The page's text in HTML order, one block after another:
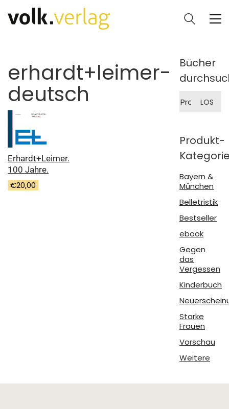
erhardt+leimer-
deutsch
Erhardt+Leimer.
100 Jahre.
€20,00
Bücher
nach:
LOS
Produkt-
Bayern &
München
Belletristik
Bestseller
ebook
Gegen
das
Vergessen
Kinderbuch
Starke
Frauen
Vorschau
Weitere